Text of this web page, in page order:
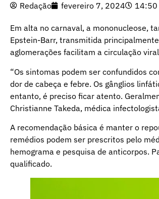
Redação fevereiro 7, 2024 14:50
Em alta no carnaval, a mononucleose,
Epstein-Barr, transmitida
aglomerações facilitam a circulação
“Os sintomas podem ser confundidos
dor de cabeça e febre. Os gânglios
entanto, é preciso ficar atento.
Christianne Takeda, médica
A recomendação básica é manter o
remédios podem ser prescritos pelo
hemograma e pesquisa de anticorpos.
qualificado.